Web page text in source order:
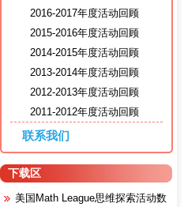
2016-2017年度活动回顾
2015-2016年度活动回顾
2014-2015年度活动回顾
2013-2014年度活动回顾
2012-2013年度活动回顾
2011-2012年度活动回顾
联系我们
下载区
美国Math League思维探索活动数